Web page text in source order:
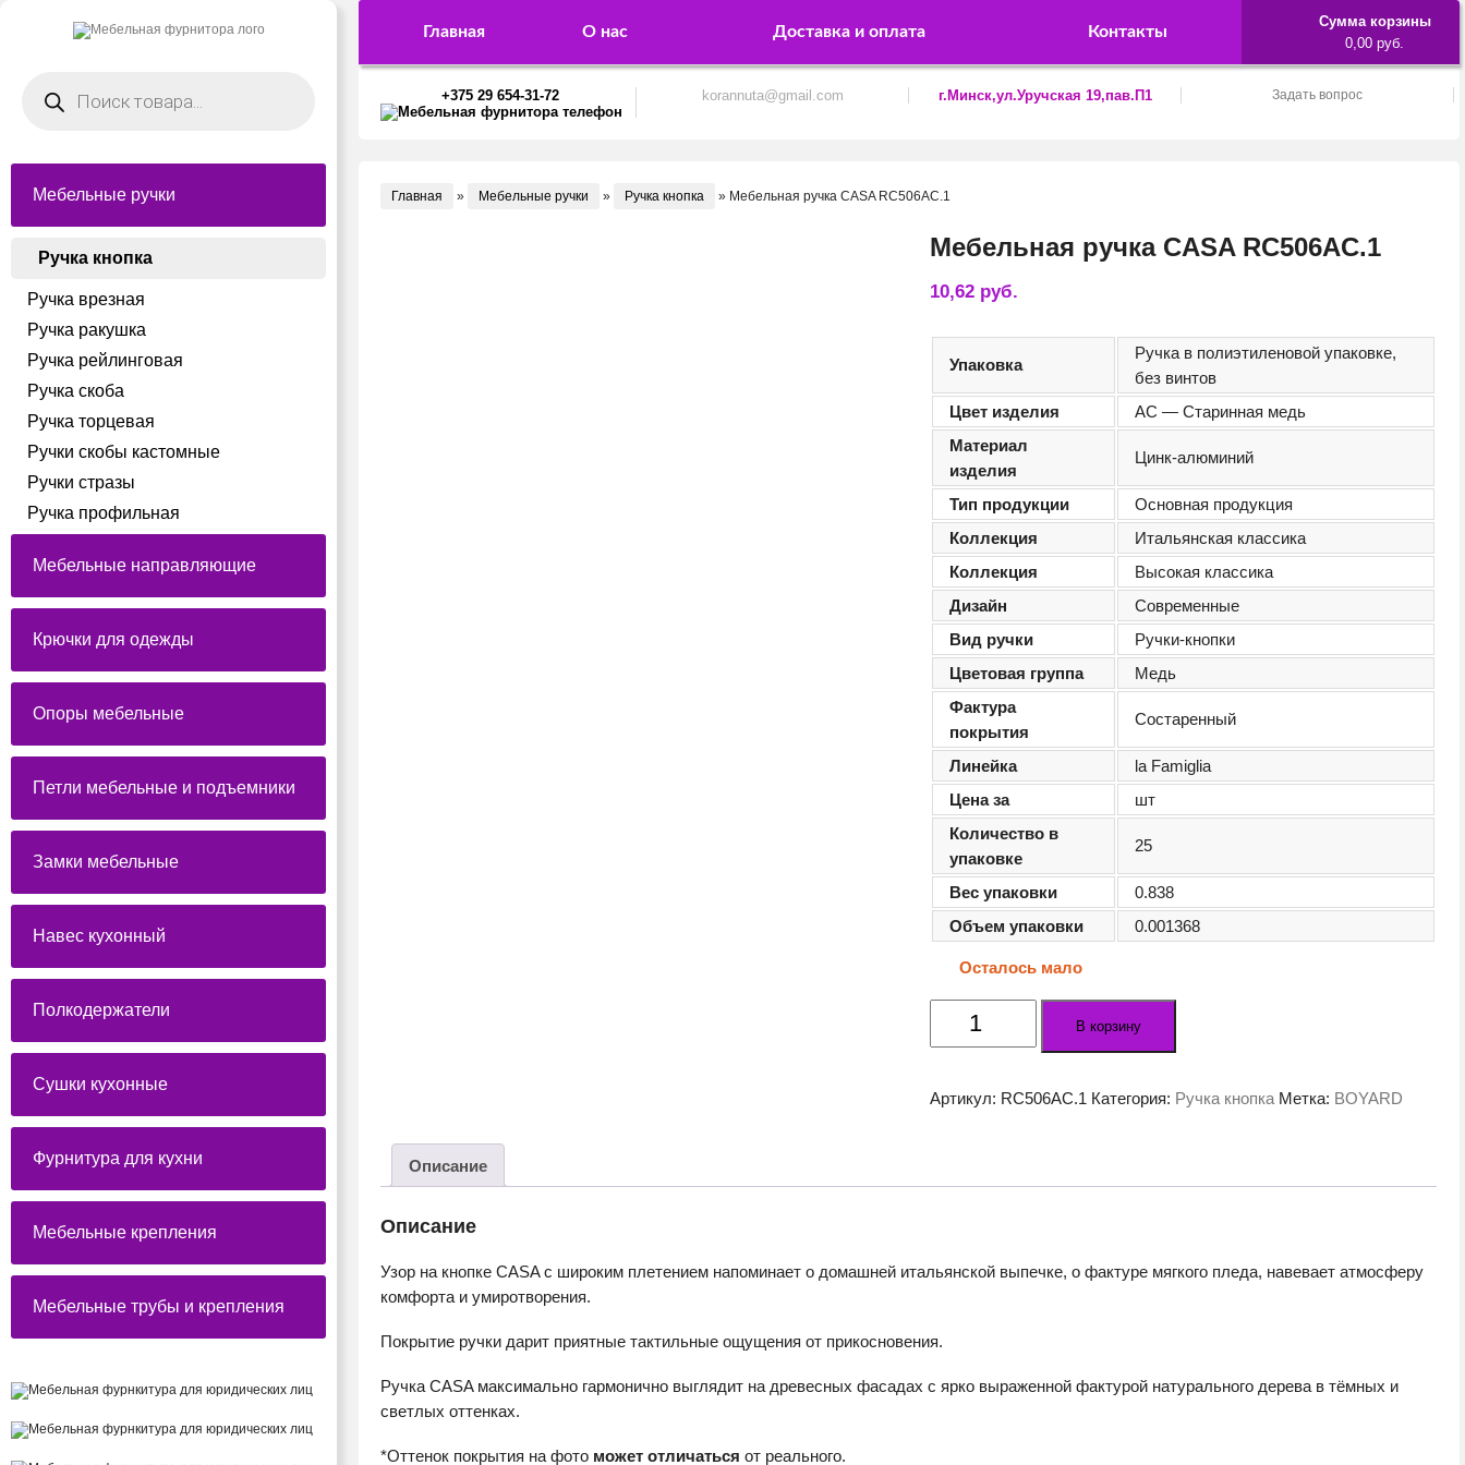
товаров
Мебельные ручки
Ручка кнопка
Ручка врезная
Ручка ракушка
Ручка рейлинговая
Ручка скоба
Ручка торцевая
Ручки скобы кастомные
Ручки стразы
Ручка профильная
Мебельные направляющие
Крючки для одежды
Опоры мебельные
Петли мебельные и подъемники
Замки мебельные
Навес кухонный
Полкодержатели
Сушки кухонные
Фурнитура для кухни
Мебельные крепления
Мебельные трубы и крепления
Главная О нас Доставка и оплата Контакты
Сумма корзины
0,00 руб.
+375 29 654-31-72 korannuta@gmail.com г.Минск,ул.Уручская 19,пав.П1 Задать вопрос
Главная » Мебельные ручки » Ручка кнопка » Мебельная ручка CASA RC506AC.1
Мебельная ручка CASA RC506AC.1
10,62 руб.
Упаковка
Ручка в полиэтиленовой упаковке,
без винтов
Цвет изделия
AС — Старинная медь
Материал
изделия
Цинк-алюминий
Тип продукции
Основная продукция
Коллекция
Итальянская классика
Коллекция
Высокая классика
Дизайн
Современные
Вид ручки
Ручки-кнопки
Цветовая группа
Медь
Фактура
покрытия
Состаренный
Линейка
la Famiglia
Цена за
шт
Количество в
упаковке
25
Вес упаковки
0.838
Объем упаковки
0.001368
Осталось мало
Количество
товара
CASA
В корзину
Артикул: RC506AC.1 Категория: Ручка кнопка Метка: BOYARD
Описание
Описание
Узор на кнопке CASA с широким плетением напоминает о домашней итальянской выпечке, о фактуре мягкого пледа, навевает атмосферу
комфорта и умиротворения.
Покрытие ручки дарит приятные тактильные ощущения от прикосновения.
Ручка CASA максимально гармонично выглядит на древесных фасадах с ярко выраженной фактурой натурального дерева в тёмных и
светлых оттенках.
*Оттенок покрытия на фото может отличаться от реального.